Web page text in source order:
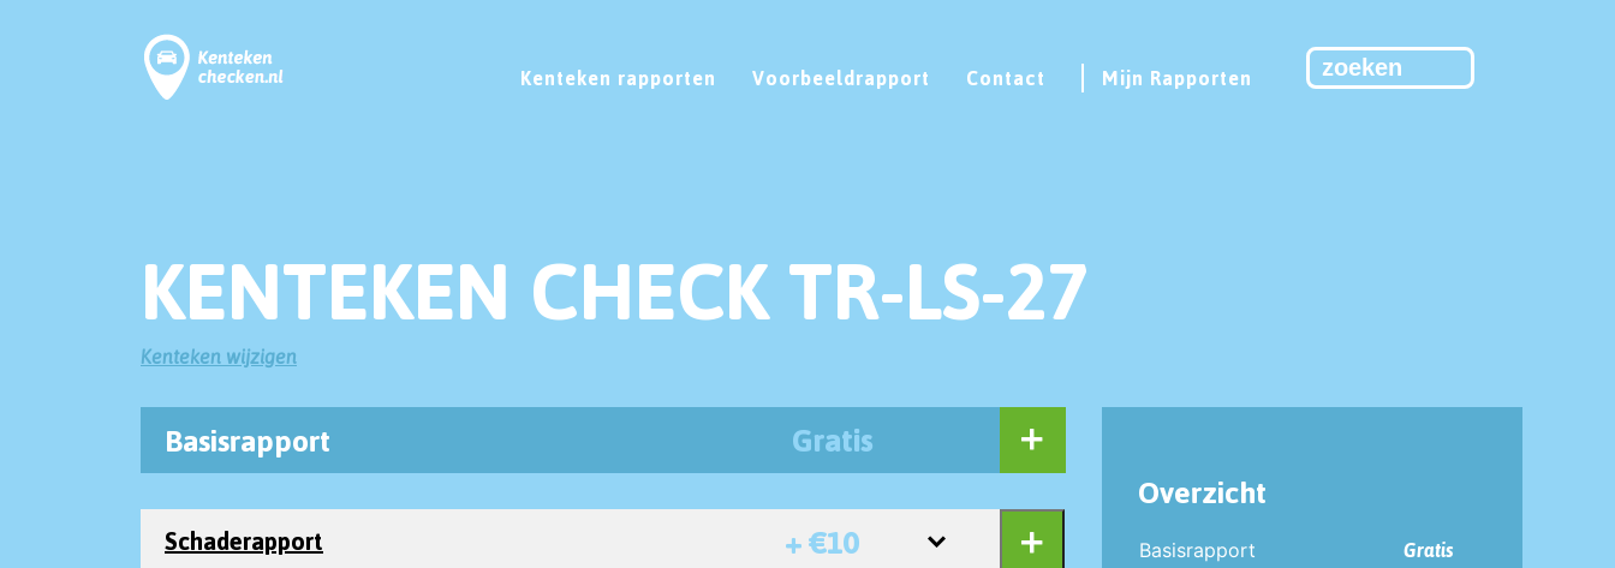
Kenteken rapporten Voorbeeldrapport Contact Mijn Rapporten
KENTEKEN CHECK TR-LS-27
Kenteken wijzigen
Basisrapport Gratis
Schaderapport + €10
Overzicht
Basisrapport
Gratis